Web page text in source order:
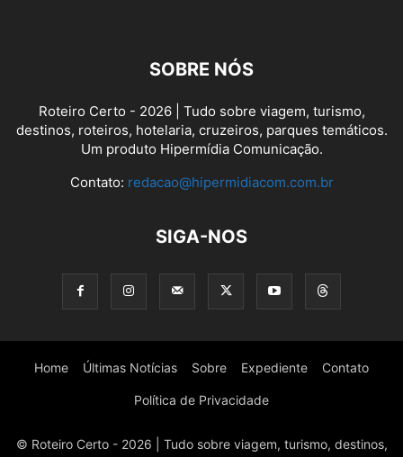
SOBRE NÓS
Roteiro Certo - 2026 | Tudo sobre viagem, turismo,
destinos, roteiros, hotelaria, cruzeiros, parques temáticos.
Um produto Hipermídia Comunicação.
Contato: redacao@hipermidiacom.com.br
SIGA-NOS
Home Últimas Notícias Sobre Expediente Contato
Política de Privacidade
© Roteiro Certo - 2026 | Tudo sobre viagem, turismo, destinos,